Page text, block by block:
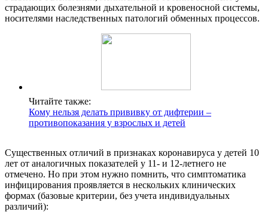
страдающих болезнями дыхательной и кровеносной системы,
носителями наследственных патологий обменных процессов.
Читайте также:
Кому нельзя делать прививку от дифтерии –
противопоказания у взрослых и детей
Существенных отличий в признаках коронавируса у детей 10
лет от аналогичных показателей у 11- и 12-летнего не
отмечено. Но при этом нужно помнить, что симптоматика
инфицирования проявляется в нескольких клинических
формах (базовые критерии, без учета индивидуальных
различий):